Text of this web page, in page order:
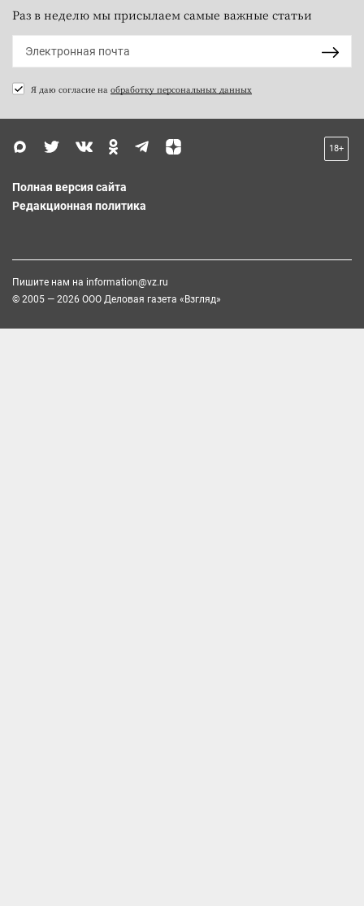
Раз в неделю мы присылаем самые важные статьи
Я даю согласие на обработку персональных данных
18+
Полная версия сайта
Редакционная политика
Пишите нам на information@vz.ru
© 2005 — 2026 ООО Деловая газета «Взгляд»